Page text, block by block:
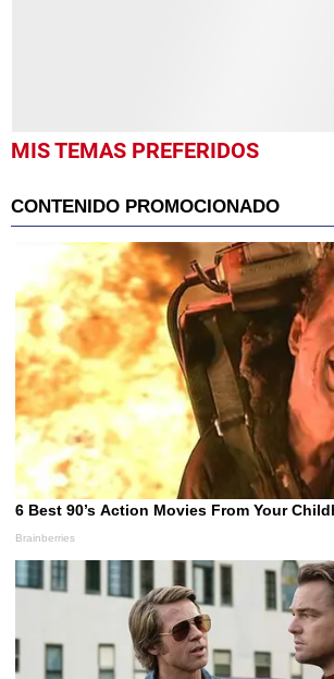
MIS TEMAS PREFERIDOS